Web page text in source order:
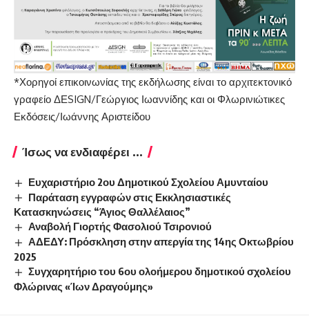
*Χορηγοί επικοινωνίας της εκδήλωσης είναι το αρχιτεκτονικό
γραφείο ΔΕSIGN/Γεώργιος Ιωαννίδης και οι Φλωρινιώτικες
Εκδόσεις/Ιωάννης Αριστείδου
Ίσως να ενδιαφέρει ...
Ευχαριστήριο 2ου Δημοτικού Σχολείου Αμυνταίου
Παράταση εγγραφών στις Εκκλησιαστικές
Κατασκηνώσεις “Άγιος Θαλλέλαιος”
Αναβολή Γιορτής Φασολιού Τσιρονιού
ΑΔΕΔΥ: Πρόσκληση στην απεργία της 14ης Οκτωβρίου
2025
Συγχαρητήριο του 6ου ολοήμερου δημοτικού σχολείου
Φλώρινας «Ίων Δραγούμης»